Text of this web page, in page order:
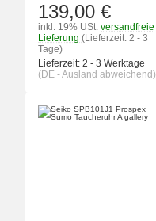
139,00 €
inkl. 19% USt. versandfreie
Lieferung (Lieferzeit: 2 - 3
Tage)
Lieferzeit: 2 - 3 Werktage
(DE - Ausland abweichend)